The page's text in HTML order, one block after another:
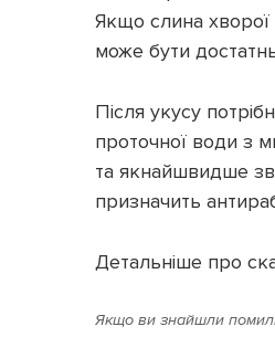
Якщо слина
може бути
Після укусу
проточної води з
та якнайшвидше
призначить
Детальніше про
Якщо ви знайшли